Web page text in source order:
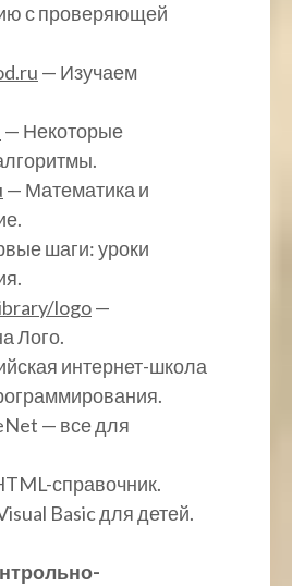
с проверяющей
— Изучаем
— Некоторые
— Математика и
шаги: уроки
logo—
Лого.
интернет-школа
— все для
справочник.
Basic для детей.